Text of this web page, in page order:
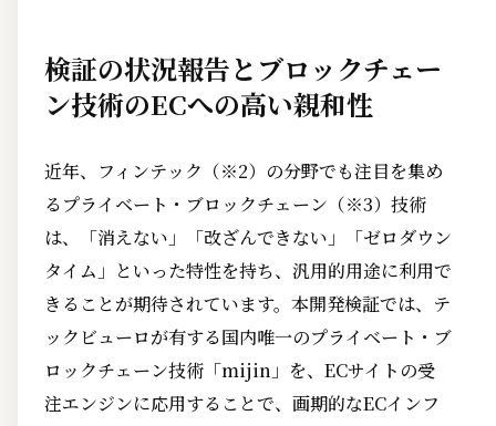
検証の状況報告とブロックチェー
ン技術のECへの高い親和性
近年、フィンテック（※2）の分野でも注目を集め
るプライベート・ブロックチェーン（※3）技術
は、「消えない」「改ざんできない」「ゼロダウン
タイム」といった特性を持ち、汎用的用途に利用で
きることが期待されています。本開発検証では、テ
ックビューロが有する国内唯一のプライベート・ブ
ロックチェーン技術「mijin」を、ECサイトの受
注エンジンに応用することで、画期的なECインフ